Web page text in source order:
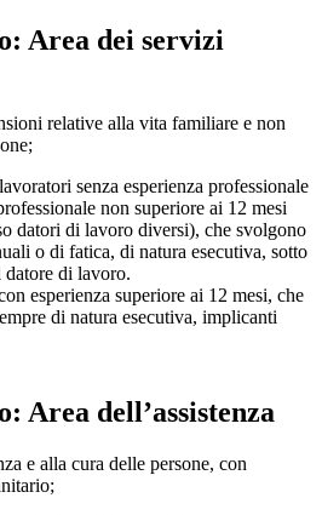
Area dei servizi
relative alla vita familiare e non
senza esperienza professionale
non superiore ai 12 mesi
datori di lavoro diversi), che svolgono
o di fatica, di natura esecutiva, sotto
di lavoro.
esperienza superiore ai 12 mesi, che
di natura esecutiva, implicanti
Area dell’assistenza
e alla cura delle persone, con